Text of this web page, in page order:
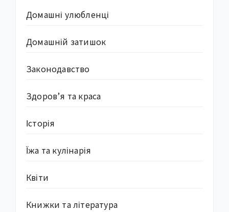
Домашні улюбленці
Домашній затишок
Законодавство
Здоров’я та краса
Історія
Їжа та кулінарія
Квіти
Книжки та література